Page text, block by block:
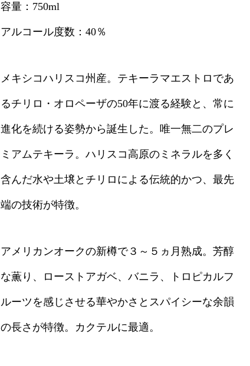
容量：750ml
アルコール度数：40％
メキシコハリスコ州産。テキーラマエストロであ
るチリロ・オロペーザの50年に渡る経験と、常に
進化を続ける姿勢から誕生した。唯一無二のプレ
ミアムテキーラ。ハリスコ高原のミネラルを多く
含んだ水や土壌とチリロによる伝統的かつ、最先
端の技術が特徴。
アメリカンオークの新樽で３～５ヵ月熟成。芳醇
な薫り、ローストアガベ、バニラ、トロピカルフ
ルーツを感じさせる華やかさとスパイシーな余韻
の長さが特徴。カクテルに最適。